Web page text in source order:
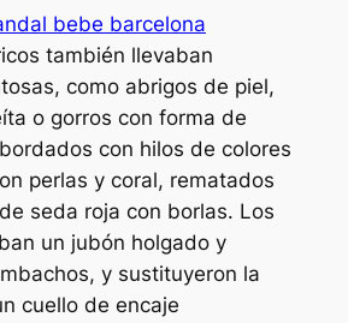
también llevaban
como abrigos de piel,
o gorros con forma de
con hilos de colores
perlas y coral, rematados
seda roja con borlas. Los
un jubón holgado y
y sustituyeron la
cuello de encaje